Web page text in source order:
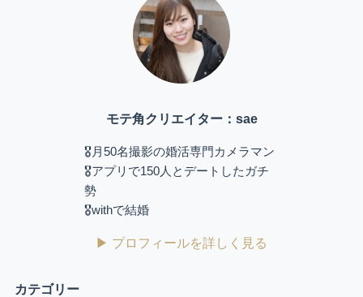
モテ角クリエイター：sae
🎖️月50名撮影の婚活専門カメラマン
🎖️アプリで150人とデートしたガチ
勢
🎖️withで結婚
▶ プロフィールを詳しく見る
カテゴリー